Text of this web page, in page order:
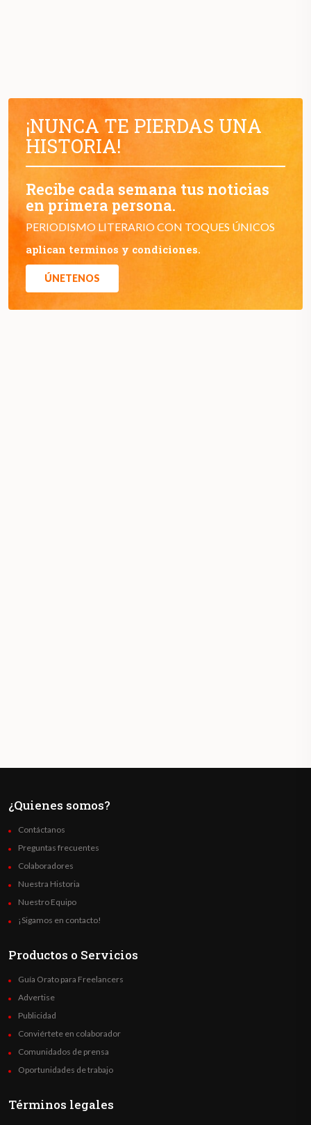
¡NUNCA TE PIERDAS UNA
HISTORIA!
Recibe cada semana tus noticias
en primera persona.
PERIODISMO LITERARIO CON TOQUES ÚNICOS
aplican terminos y condiciones.
ÚNETENOS
¿Quienes somos?
Contáctanos
Preguntas frecuentes
Colaboradores
Nuestra Historia
Nuestro Equipo
¡Sigamos en contacto!
Productos o Servicios
Guía Orato para Freelancers
Advertise
Publicidad
Conviértete en colaborador
Comunidados de prensa
Oportunidades de trabajo
Términos legales